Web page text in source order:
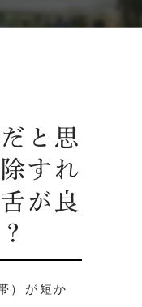
と思
すれ
が良
）が短か